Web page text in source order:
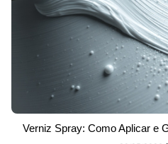
Verniz Spray: Como Aplicar e